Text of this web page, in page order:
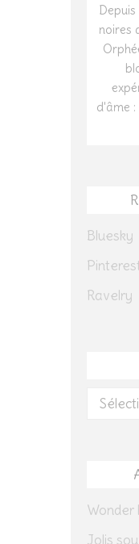
noires
d'âme :
Bluesky
Ravelry
Wonder
Jolis